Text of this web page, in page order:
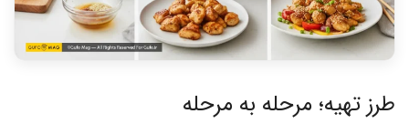
طرز تهیه؛ مرحله به مرحله